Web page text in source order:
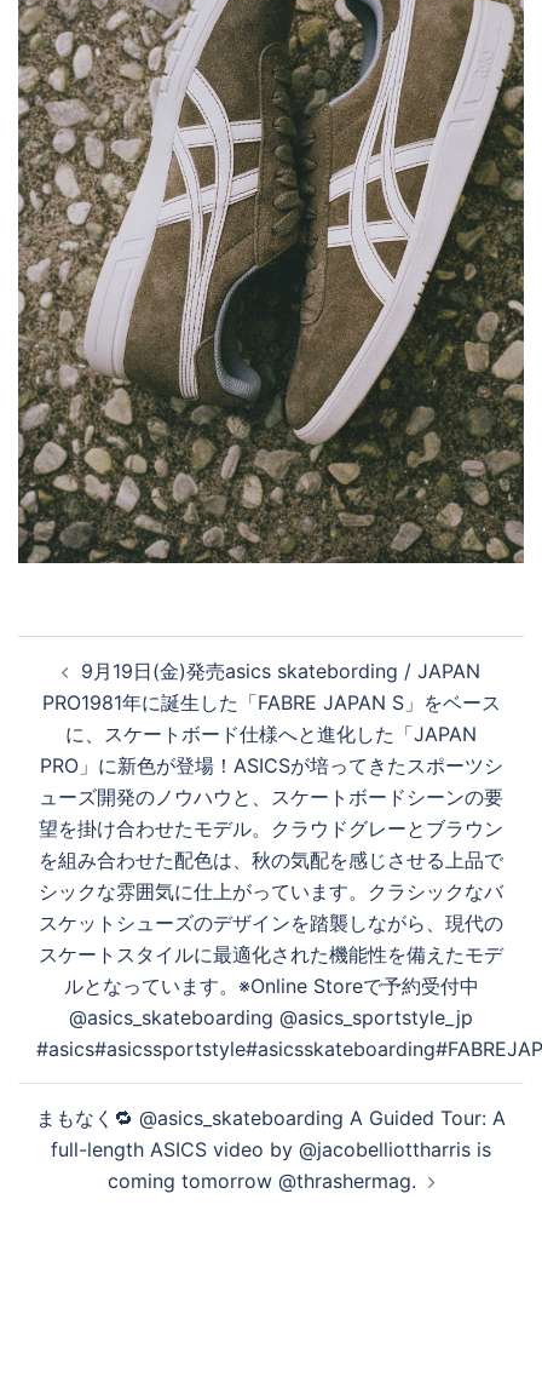
ナ
ビ
ゲ
ー
シ
ョ
ン
9月19日(金)発売asics skatebording / JAPAN
PRO1981年に誕生した「FABRE JAPAN S」をベース
に、スケートボード仕様へと進化した「JAPAN
PRO」に新色が登場！ASICSが培ってきたスポーツシ
ューズ開発のノウハウと、スケートボードシーンの要
望を掛け合わせたモデル。クラウドグレーとブラウン
を組み合わせた配色は、秋の気配を感じさせる上品で
シックな雰囲気に仕上がっています。クラシックなバ
スケットシューズのデザインを踏襲しながら、現代の
スケートスタイルに最適化された機能性を備えたモデ
ルとなっています。※Online Storeで予約受付中
@asics_skateboarding @asics_sportstyle_jp
まもなく🔁 @asics_skateboarding A Guided Tour: A
full-length ASICS video by @jacobelliottharris is
coming tomorrow @thrashermag.